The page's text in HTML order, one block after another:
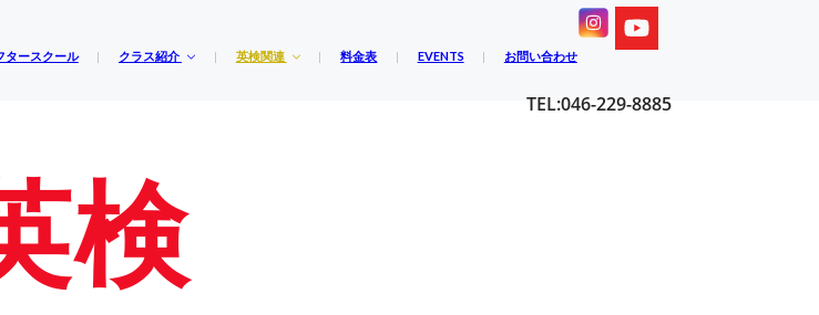
TEL:046-229-8885
タースクール クラス紹介 英検関連 料金表 EVENTS お問い合わせ
検